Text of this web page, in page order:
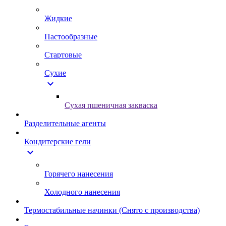
Жидкие
Пастообразные
Стартовые
Сухие
expand_more
Сухая пшеничная закваска
Разделительные агенты
Кондитерские гели
expand_more
Горячего нанесения
Холодного нанесения
Термостабильные начинки (Снято с производства)